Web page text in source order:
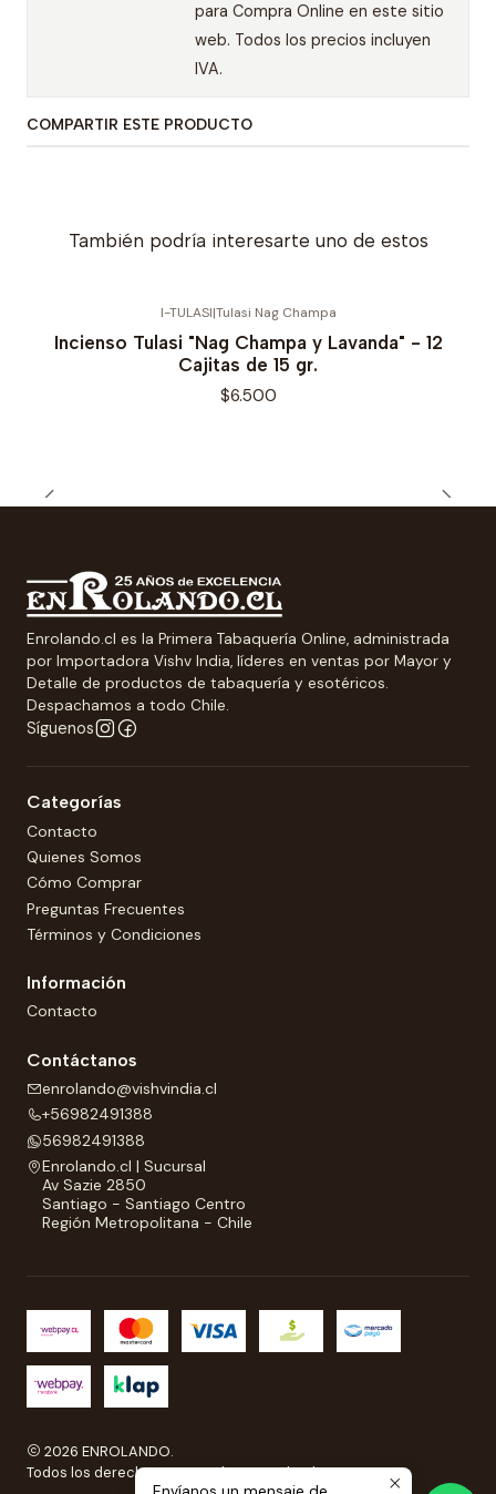
para Compra Online en este sitio
web. Todos los precios incluyen
IVA.
COMPARTIR ESTE PRODUCTO
También podría interesarte uno de estos
I-TULASI|Tulasi Nag Champa
Incienso Tulasi "Nag Champa y Lavanda" - 12
Cajitas de 15 gr.
$6.500
Enrolando.cl es la Primera Tabaquería Online, administrada
por Importadora Vishv India, líderes en ventas por Mayor y
Detalle de productos de tabaquería y esotéricos.
Despachamos a todo Chile.
Síguenos
Categorías
Contacto
Quienes Somos
Cómo Comprar
Preguntas Frecuentes
Términos y Condiciones
Información
Contacto
Contáctanos
enrolando@vishvindia.cl
+56982491388
56982491388
Enrolando.cl | Sucursal
Av Sazie 2850
Santiago - Santiago Centro
Región Metropolitana - Chile
2026 ENROLANDO.
Todos los derechos reservados a Enrolando..